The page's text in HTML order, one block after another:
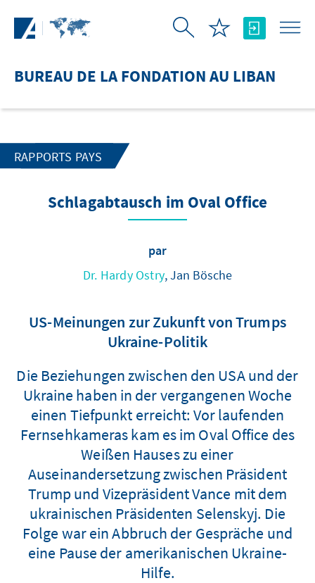
BUREAU DE LA FONDATION AU LIBAN
RAPPORTS PAYS
Schlagabtausch im Oval Office
par
Dr. Hardy Ostry, Jan Bösche
US-Meinungen zur Zukunft von Trumps
Ukraine-Politik
Die Beziehungen zwischen den USA und der
Ukraine haben in der vergangenen Woche
einen Tiefpunkt erreicht: Vor laufenden
Fernsehkameras kam es im Oval Office des
Weißen Hauses zu einer
Auseinandersetzung zwischen Präsident
Trump und Vizepräsident Vance mit dem
ukrainischen Präsidenten Selenskyj. Die
Folge war ein Abbruch der Gespräche und
eine Pause der amerikanischen Ukraine-
Hilfe.